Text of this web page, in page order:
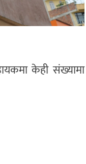
केही संख्यामा